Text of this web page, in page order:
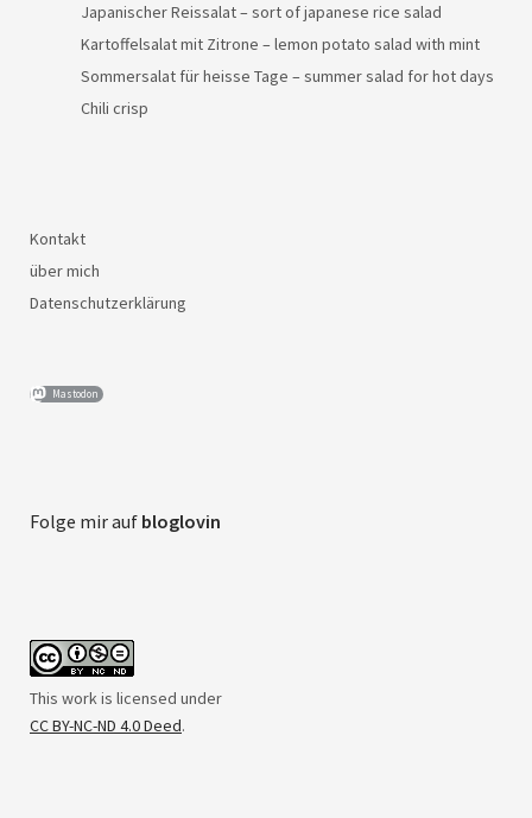
Japanischer Reissalat – sort of japanese rice salad
Kartoffelsalat mit Zitrone – lemon potato salad with mint
Sommersalat für heisse Tage – summer salad for hot days
Chili crisp
Kontakt
über mich
Datenschutzerklärung
Mastodon
Folge mir auf bloglovin
This work is licensed under
CC BY-NC-ND 4.0 Deed.